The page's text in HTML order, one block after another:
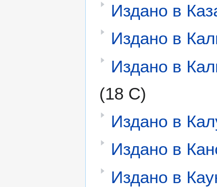
Издано в
Издано в
Издано в
(18 С)
Издано в
Издано в
Издано в